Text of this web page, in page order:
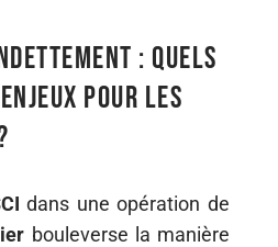
: quels
pour les
dans une opération de
bouleverse la manière